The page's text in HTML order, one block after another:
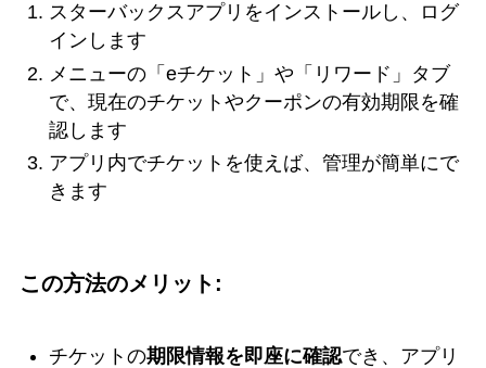
スターバックスアプリをインストールし、ログ
インします
メニューの「eチケット」や「リワード」タブ
で、現在のチケットやクーポンの有効期限を確
認します
アプリ内でチケットを使えば、管理が簡単にで
きます
この方法のメリット:
チケットの期限情報を即座に確認でき、アプリ